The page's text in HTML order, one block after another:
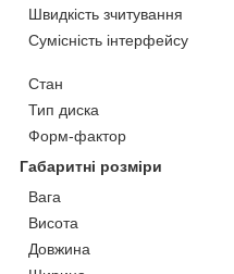
Швидкість зчитування
Сумісність інтерфейсу
Стан
Тип диска
Форм-фактор
Габаритні розміри
Вага
Висота
Довжина